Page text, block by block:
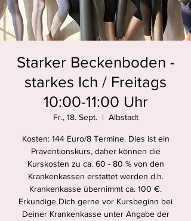
Starker Beckenboden -
starkes Ich / Freitags
10:00-11:00 Uhr
Fr., 18. Sept.
  |
Albstadt
Kosten: 144 Euro/8 Termine. Dies ist ein
Präventionskurs, daher können die
Kurskosten zu ca. 60 - 80 % von den
Krankenkassen erstattet werden d.h.
Krankenkasse übernimmt ca. 100 €.
Erkundige Dich gerne vor Kursbeginn bei
Deiner Krankenkasse unter Angabe der